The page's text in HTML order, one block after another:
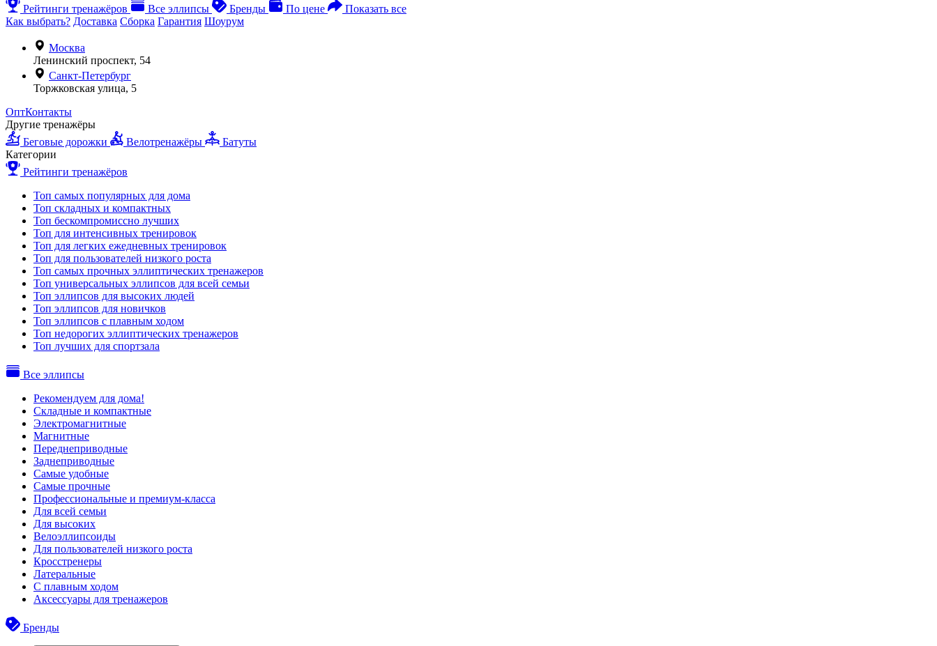
Рейтинги тренажёров
Все эллипсы Бренды По цене
Показать все
Как выбрать? Доставка Сборка Гарантия Шоурум
Москва
Ленинский проспект, 54
Санкт-Петербург
Торжковская улица, 5
ОптКонтакты
Другие тренажёры
Беговые дорожки
Велотренажёры
Батуты
Категории
Рейтинги тренажёров
Топ самых популярных для дома
Топ складных и компактных
Топ бескомпромиссно лучших
Топ для интенсивных тренировок
Топ для легких ежедневных тренировок
Топ для пользователей низкого роста
Топ самых прочных эллиптических тренажеров
Топ универсальных эллипсов для всей семьи
Топ эллипсов для высоких людей
Топ эллипсов для новичков
Топ эллипсов с плавным ходом
Топ недорогих эллиптических тренажеров
Топ лучших для спортзала
Все эллипсы
Рекомендуем для дома!
Складные и компактные
Электромагнитные
Магнитные
Переднеприводные
Заднеприводные
Самые удобные
Самые прочные
Профессиональные и премиум-класса
Для всей семьи
Для высоких
Велоэллипсоиды
Для пользователей низкого роста
Кросстренеры
Латеральные
С плавным ходом
Аксессуары для тренажеров
Бренды